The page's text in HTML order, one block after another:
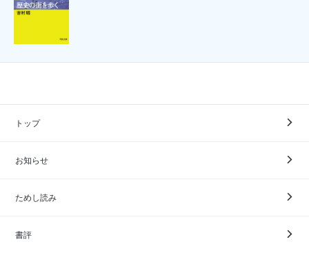
トップ
お知らせ
ためし読み
書評